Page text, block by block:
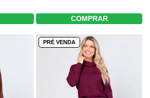
COMPRAR
PRÉ VENDA